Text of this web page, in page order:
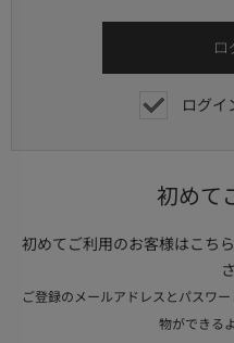
ログイ
初めて
初めてご利用のお客様はこち
ご登録のメールアドレスとパスワ
物ができる